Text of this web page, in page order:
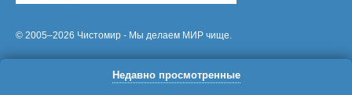
© 2005–2026 Чистомир - Мы делаем МИР чище.
Недавно просмотренные